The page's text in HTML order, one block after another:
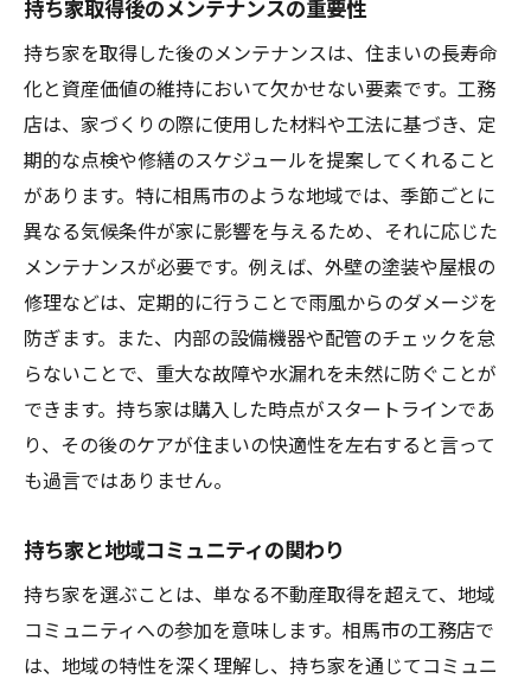
持ち家取得後のメンテナンスの重要性
持ち家を取得した後のメンテナンスは、住まいの長寿命
化と資産価値の維持において欠かせない要素です。工務
店は、家づくりの際に使用した材料や工法に基づき、定
期的な点検や修繕のスケジュールを提案してくれること
があります。特に相馬市のような地域では、季節ごとに
異なる気候条件が家に影響を与えるため、それに応じた
メンテナンスが必要です。例えば、外壁の塗装や屋根の
修理などは、定期的に行うことで雨風からのダメージを
防ぎます。また、内部の設備機器や配管のチェックを怠
らないことで、重大な故障や水漏れを未然に防ぐことが
できます。持ち家は購入した時点がスタートラインであ
り、その後のケアが住まいの快適性を左右すると言って
も過言ではありません。
持ち家と地域コミュニティの関わり
持ち家を選ぶことは、単なる不動産取得を超えて、地域
コミュニティへの参加を意味します。相馬市の工務店で
は、地域の特性を深く理解し、持ち家を通じてコミュニ